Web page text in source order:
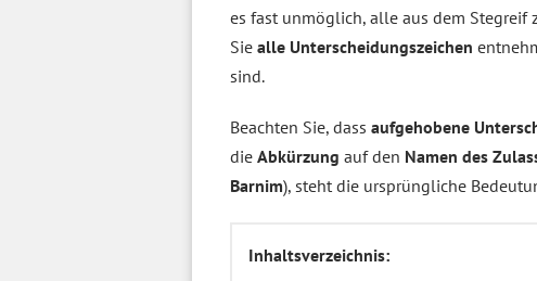
es fast unmöglich, alle aus dem Stegreif
Sie alle Unterscheidungszeichen
sind.
Beachten Sie, dass aufgehobene
die Abkürzung auf den Namen des
Barnim), steht die ursprüngliche
Inhaltsverzeichnis: